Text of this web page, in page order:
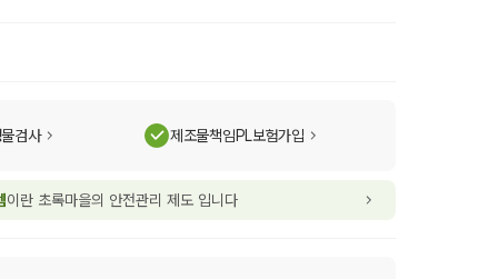
검사 제조물책임PL보험가입
이란 초록마을의 안전관리 제도 입니다